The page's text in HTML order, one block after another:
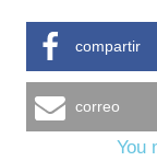
compartir
correo
You